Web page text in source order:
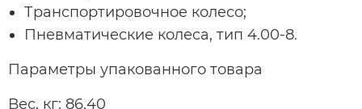
Транспортировочное колесо;
Пневматические колеса, тип 4.00-8.
Параметры упакованного товара
Вес, кг: 86,40